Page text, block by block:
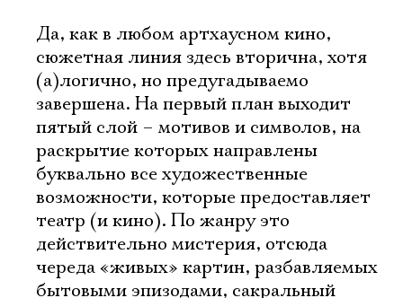
Да, как в любом артхаусном кино,
сюжетная линия здесь вторична, хотя
(а)логично, но предугадываемо
завершена. На первый план выходит
пятый слой – мотивов и символов, на
раскрытие которых направлены
буквально все художественные
возможности, которые предоставляет
театр (и кино). По жанру это
действительно мистерия, отсюда
череда «живых» картин, разбавляемых
бытовыми эпизодами, сакральный